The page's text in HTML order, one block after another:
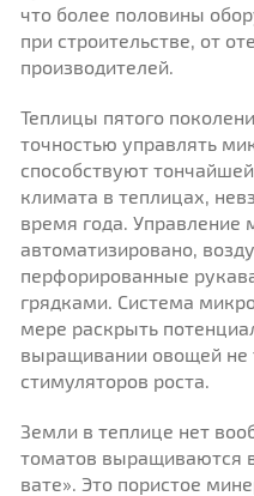
что более половины
при строительстве, от
производителей.
Теплицы пятого
точностью управлять
способствуют
климата в теплицах,
время года.
автоматизировано,
перфорированные
грядками. Система
мере раскрыть
выращивании овощей не
стимуляторов роста.
Земли в теплице нет
томатов выращиваются
вате». Это пористое